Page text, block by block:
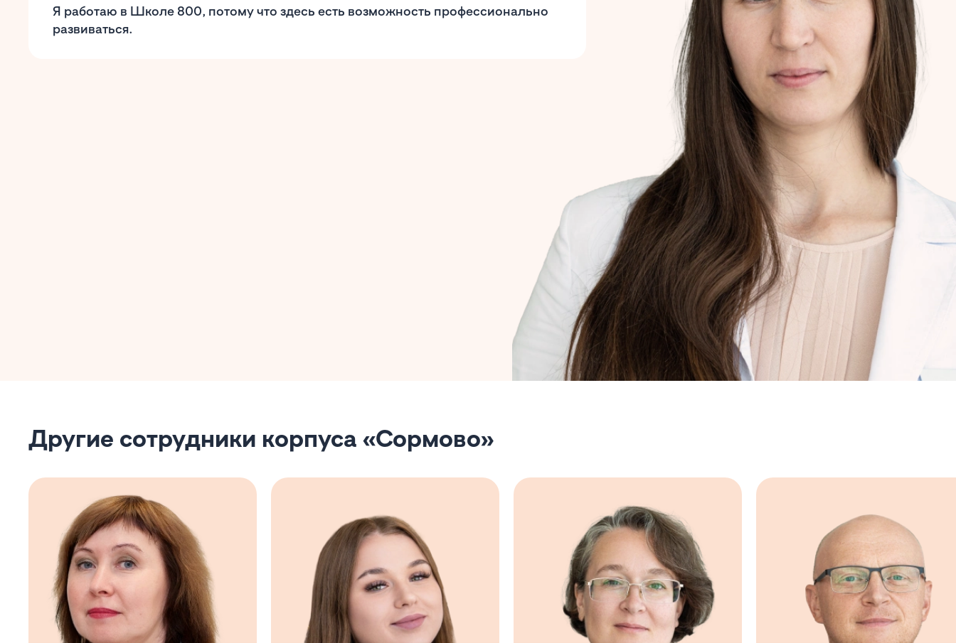
Я работаю в Школе 800, потому что здесь есть возможность профессионально
развиваться.
Другие сотрудники корпуса «Сормово»